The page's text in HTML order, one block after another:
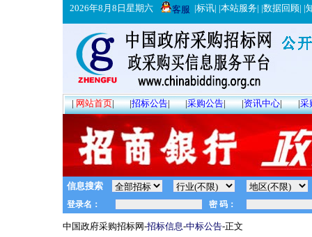
2026年8月8日星期六 客服 |标讯| |本站服务| |数据回顾| |
|网站首页| |招标公告| |采购公告| |资讯中心| |采
信息搜索
中国政府采购招标网-招标信息-中标公告-正文